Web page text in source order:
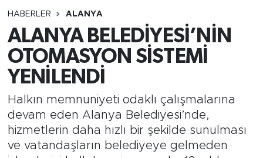
HABERLER ALANYA
ALANYA BELEDİYESİ’NİN
OTOMASYON SİSTEMİ
YENİLENDİ
Halkın memnuniyeti odaklı çalışmalarına
devam eden Alanya Belediyesi’nde,
hizmetlerin daha hızlı bir şekilde sunulması
ve vatandaşların belediyeye gelmeden
Bölgesel
Dünya
Gazipaşa
Tüm Manşetler
Son Dakika Haberleri